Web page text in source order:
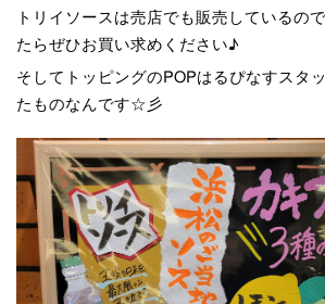
トリイソースは売店でも販売しているの
たらぜひお買い求めください♪
そしてトッピングのPOPはるぴなすスタ
たものなんです☆彡